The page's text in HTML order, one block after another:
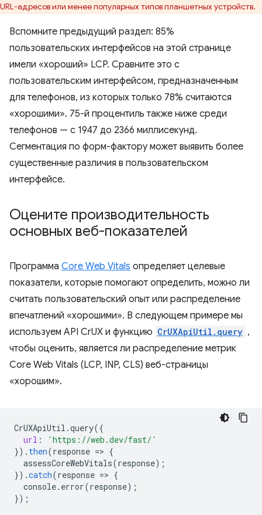
URL-адресов или менее популярных типов планшетных устройств.
Вспомните предыдущий раздел: 85%
пользовательских интерфейсов на этой странице
имели «хороший» LCP. Сравните это с
пользовательским интерфейсом, предназначенным
для телефонов, из которых только 78% считаются
«хорошими». 75-й процентиль также ниже среди
телефонов — с 1947 до 2366 миллисекунд.
Сегментация по форм-фактору может выявить более
существенные различия в пользовательском
интерфейсе.
Оцените производительность
основных веб-показателей
Программа Core Web Vitals определяет целевые
показатели, которые помогают определить, можно ли
считать пользовательский опыт или распределение
впечатлений «хорошими». В следующем примере мы
используем API CrUX и функцию CrUXApiUtil.query ,
чтобы оценить, является ли распределение метрик
Core Web Vitals (LCP, INP, CLS) веб-страницы
«хорошим».
CrUXApiUtil .query({
url :
'https://web.dev/fast/'
}). then(response => {
assessCoreWebVitals(response);
}).catch(response => {
console. error(response);
});